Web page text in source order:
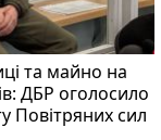
та майно на
ДБР оголосило
Повітряних сил